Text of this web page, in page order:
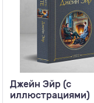
Джейн Эйр (с
иллюстрациями)